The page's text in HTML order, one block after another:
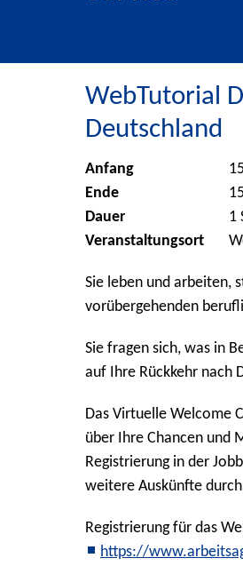
WebTutorial
Deutschland
Anfang
Ende
Dauer
1
Veranstaltungsort
Sie leben und arbeiten,
vorübergehenden
Sie fragen sich, was in
auf Ihre Rückkehr nach
Das Virtuelle Welcome
über Ihre Chancen und
Registrierung in der
weitere Auskünfte
Registrierung für das
https://